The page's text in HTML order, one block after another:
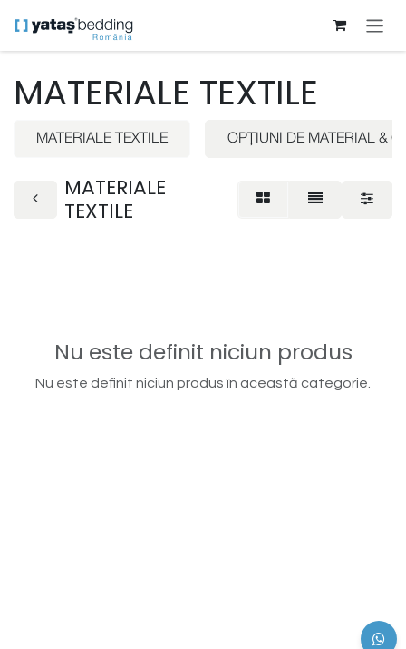
MATERIALE TEXTILE
MATERIALE TEXTILE OPȚIUNI DE MATERIAL &
MATERIALE
TEXTILE
Nu este definit niciun produs
Nu este definit niciun produs în această categorie.